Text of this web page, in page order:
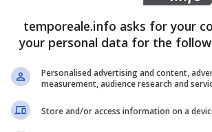
quali interventi di
a partire da maggio 2023:
“La
– ha affermato il delegato alla
in corso quattro camminamenti
e Foce Verde,
temporeale.info asks for your
your personal data for the
Personalised advertising and content,
measurement, audience research and
Store and/or access information on a